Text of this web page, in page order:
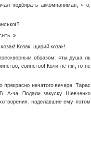
подбирать аккомпаниман, что,
.»
Козак, щирий козак!
образом: «ты душа ль
свинство! Коли не піп, то не
прекрасно начатого вечера. Тарас
А-ча. Подали закуску. Шевченко
наделавшие ему потом